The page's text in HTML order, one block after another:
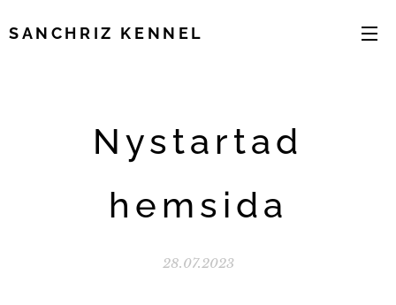
SANCHRIZ KENNEL
Nystartad
hemsida
28.07.2023